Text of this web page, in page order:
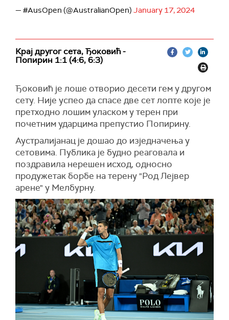
— #AusOpen (@AustralianOpen) January 17, 2024
Крај другог сета, Ђоковић -
Попирин 1:1 (4:6, 6:3)
Ђоковић је лоше отворио десети гем у другом
сету. Није успео да спасе две сет лопте које је
претходно лошим уласком у терен при
почетним ударцима препустио Попирину.
Аустралијанац је дошао до изједначења у
сетовима. Публика је будно реаговала и
поздравила нерешен исход, односно
продужетак борбе на терену "Род Лејвер
арене" у Мелбурну.